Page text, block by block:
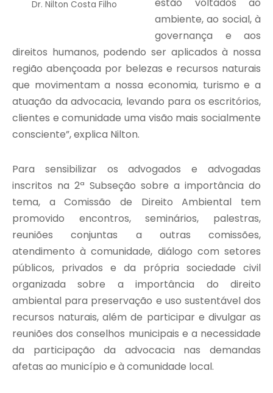
Dr. Nilton Costa Filho
ambiente, ao social, à
governança e aos
direitos humanos, podendo ser aplicados à nossa
região abençoada por belezas e recursos naturais
que movimentam a nossa economia, turismo e a
atuação da advocacia, levando para os escritórios,
clientes e comunidade uma visão mais socialmente
consciente”, explica Nilton.
Para sensibilizar os advogados e advogadas
inscritos na 2ª Subseção sobre a importância do
tema, a Comissão de Direito Ambiental tem
promovido encontros, seminários, palestras,
reuniões conjuntas a outras comissões,
atendimento à comunidade, diálogo com setores
públicos, privados e da própria sociedade civil
organizada sobre a importância do direito
ambiental para preservação e uso sustentável dos
recursos naturais, além de participar e divulgar as
reuniões dos conselhos municipais e a necessidade
da participação da advocacia nas demandas
afetas ao município e à comunidade local.